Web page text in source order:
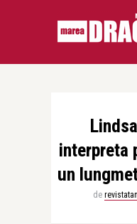
interpreta
un
de